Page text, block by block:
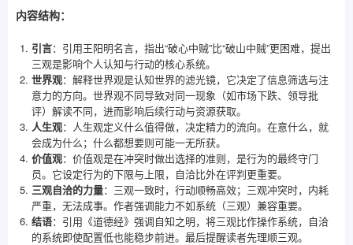
内容结构：
引言：引用王阳明名言，指出“破心中贼”比“破山中贼”更困难，提出
三观是影响个人认知与行动的核心系统。
世界观：解释世界观是认知世界的滤光镜，它决定了信息筛选与注
意力的方向。世界观不同导致对同一现象（如市场下跌、领导批
评）解读不同，进而影响后续行动与资源获取。
人生观：人生观定义什么值得做，决定精力的流向。在意什么，就
会成为什么；什么都想要则可能一无所获。
价值观：价值观是在冲突时做出选择的准则，是行为的最终守门
员。它设定行为的下限与上限，自洽比外在评判更重要。
三观自洽的力量：三观一致时，行动顺畅高效；三观冲突时，内耗
严重，无法成事。作者强调能力不如系统（三观）兼容重要。
结语：引用《道德经》强调自知之明，将三观比作操作系统，自洽
的系统即使配置低也能稳步前进。最后提醒读者先理顺三观。